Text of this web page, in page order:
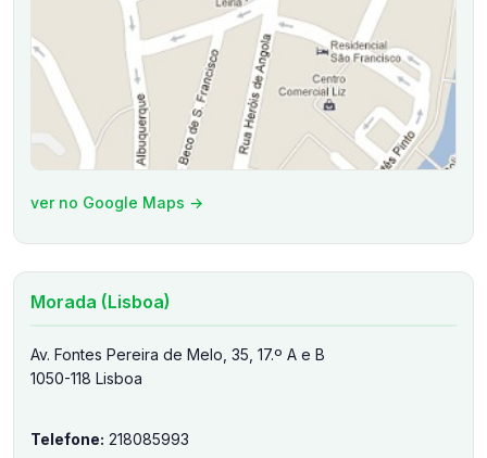
ver no Google Maps →
Morada (Lisboa)
Av. Fontes Pereira de Melo, 35, 17.º A e B
1050-118 Lisboa
Telefone: 218085993